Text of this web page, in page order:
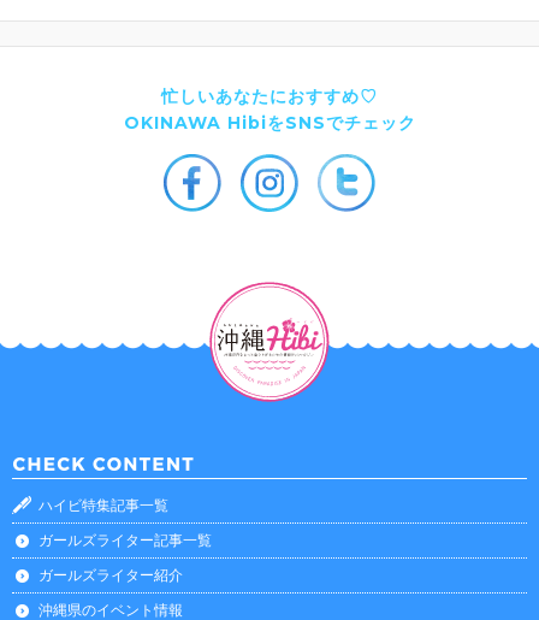
忙しいあなたにおすすめ♡
OKINAWA HibiをSNSでチェック
ハイビ特集記事一覧
ガールズライター記事一覧
ガールズライター紹介
沖縄県のイベント情報